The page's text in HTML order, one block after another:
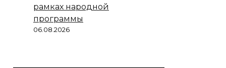
рамках народной
программы
06.08.2026